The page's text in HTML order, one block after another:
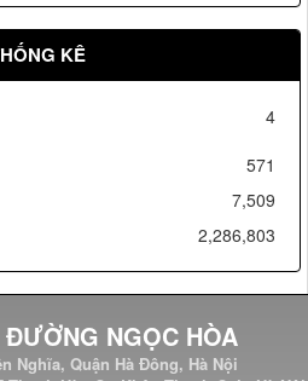
bảo vệ Đ/c phó chủ tịch nước
Nổi tiếng Quốc gia
KÊ
4
571
7,509
2,286,803
NGỌC HÒA
Nghĩa, Quận Hà Đông, Hà Nội